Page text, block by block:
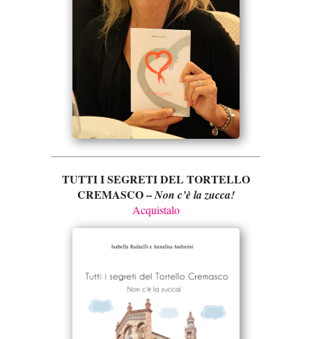
TUTTI I SEGRETI DEL TORTELLO
CREMASCO –Non c’è la zucca!
Acquistalo